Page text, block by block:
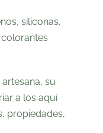
siliconas,
su
a los aquí
propiedades,